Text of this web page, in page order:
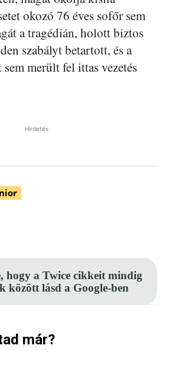
okozó 76 éves sofőr sem
a tragédián, holott biztos
szabályt betartott, és a
merült fel ittas vezetés
Hirdetés
hogy a Twice cikkeit mindig
között lásd a Google-ben
már?